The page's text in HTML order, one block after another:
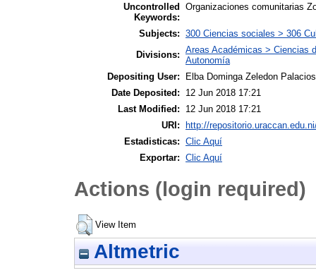
Uncontrolled
Keywords:
Organizaciones comunitarias
Subjects: 300 Ciencias sociales > 306
Divisions: Areas Académicas > Ciencias
Autonomía
Depositing User:
Elba Dominga Zeledon Palacios
Date Deposited:
12 Jun 2018 17:21
Last Modified:
12 Jun 2018 17:21
URI:
http://
Estadisticas: Clic Aquí
Exportar: Clic Aquí
Actions (login required)
View Item
Altmetric